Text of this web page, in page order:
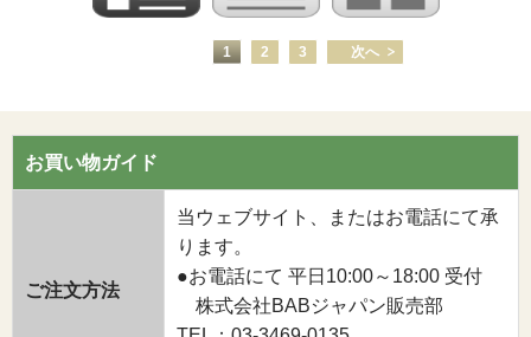
1 2 3 次へ
お買い物ガイド
ご注文方法
当ウェブサイト、またはお電話にて承
ります。
●お電話にて 平日10:00～18:00 受付
株式会社BABジャパン販売部